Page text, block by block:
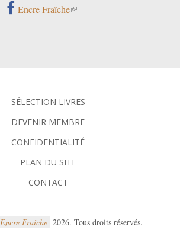
Encre Fraîche
SÉLECTION LIVRES
DEVENIR MEMBRE
CONFIDENTIALITÉ
PLAN DU SITE
CONTACT
Encre Fraîche 2026. Tous droits réservés.